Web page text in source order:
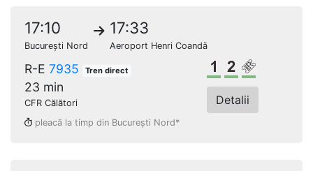
17:10
București Nord
17:33
Aeroport Henri Coandă
R-E 7935 Tren direct
23 min
CFR Călători
Clasa 1Clasa a 2-a
Loc
Detalii
pleacă la timp din București Nord*